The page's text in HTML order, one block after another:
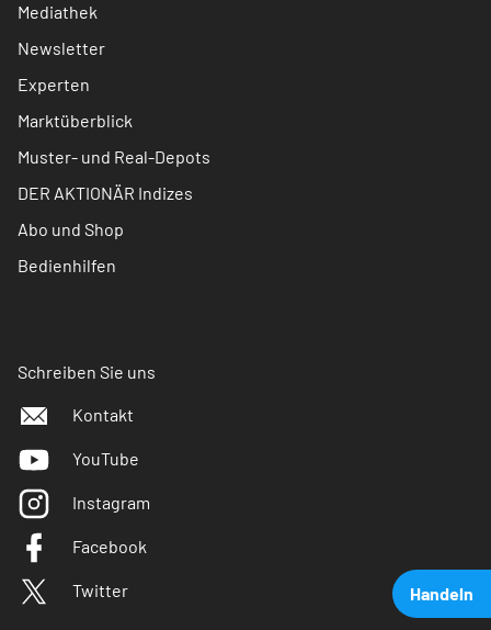
Handeln
Mediathek
Newsletter
Experten
Marktüberblick
Muster- und Real-Depots
DER AKTIONÄR Indizes
Abo und Shop
Bedienhilfen
Schreiben Sie uns
Kontakt
YouTube
Instagram
Facebook
Twitter